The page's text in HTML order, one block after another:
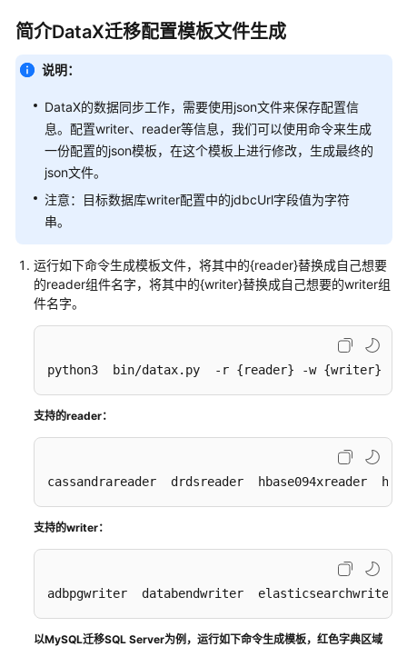
基
于
Tomcat
建
Java
web
基
于
WordPress
搭
人
网
站
建
FTP
快
简介DataX迁移配置模板文件生成
说明：
DataX的数据同步工作，需要使用json文件来保存配置信
息。配置writer、reader等信息，我们可以使用命令来生成
一份配置的json模板，在这个模板上进行修改，生成最终的
json文件。
注意：目标数据库writer配置中的jdbcUrl字段值为字符
串。
运行如下命令生成模板文件，将其中的{reader}替换成自己想要
的reader组件名字，将其中的{writer}替换成自己想要的writer组
件名字。
python3  bin/datax.py  -r {reader} -w {writer}
支持的reader：
cassandrareader  drdsreader  hbase094xreader
支持的writer：
adbpgwriter  databendwriter
以MySQL迁移SQL Server为例 ，运行如下命令生成模板，红色字典区域